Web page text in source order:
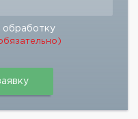
обработку